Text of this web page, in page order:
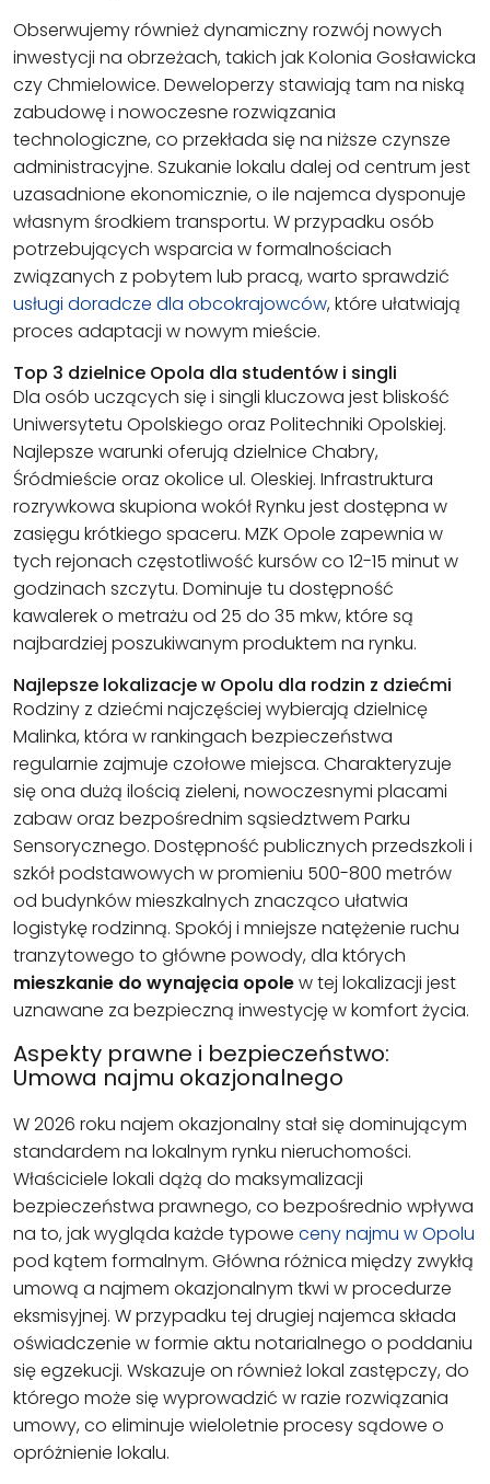
Obserwujemy również dynamiczny rozwój nowych
inwestycji na obrzeżach, takich jak Kolonia Gosławicka
czy Chmielowice. Deweloperzy stawiają tam na niską
zabudowę i nowoczesne rozwiązania
technologiczne, co przekłada się na niższe czynsze
administracyjne. Szukanie lokalu dalej od centrum jest
uzasadnione ekonomicznie, o ile najemca dysponuje
własnym środkiem transportu. W przypadku osób
potrzebujących wsparcia w formalnościach
związanych z pobytem lub pracą, warto sprawdzić
usługi doradcze dla obcokrajowców, które ułatwiają
proces adaptacji w nowym mieście.
Top 3 dzielnice Opola dla studentów i singli
Dla osób uczących się i singli kluczowa jest bliskość
Uniwersytetu Opolskiego oraz Politechniki Opolskiej.
Najlepsze warunki oferują dzielnice Chabry,
Śródmieście oraz okolice ul. Oleskiej. Infrastruktura
rozrywkowa skupiona wokół Rynku jest dostępna w
zasięgu krótkiego spaceru. MZK Opole zapewnia w
tych rejonach częstotliwość kursów co 12-15 minut w
godzinach szczytu. Dominuje tu dostępność
kawalerek o metrażu od 25 do 35 mkw, które są
najbardziej poszukiwanym produktem na rynku.
Najlepsze lokalizacje w Opolu dla rodzin z dziećmi
Rodziny z dziećmi najczęściej wybierają dzielnicę
Malinka, która w rankingach bezpieczeństwa
regularnie zajmuje czołowe miejsca. Charakteryzuje
się ona dużą ilością zieleni, nowoczesnymi placami
zabaw oraz bezpośrednim sąsiedztwem Parku
Sensorycznego. Dostępność publicznych przedszkoli i
szkół podstawowych w promieniu 500-800 metrów
od budynków mieszkalnych znacząco ułatwia
logistykę rodzinną. Spokój i mniejsze natężenie ruchu
tranzytowego to główne powody, dla których
mieszkanie do wynajęcia opolew tej lokalizacji jest
uznawane za bezpieczną inwestycję w komfort życia.
Aspekty prawne i bezpieczeństwo:
Umowa najmu okazjonalnego
W 2026 roku najem okazjonalny stał się dominującym
standardem na lokalnym rynku nieruchomości.
Właściciele lokali dążą do maksymalizacji
bezpieczeństwa prawnego, co bezpośrednio wpływa
na to, jak wygląda każde typowe ceny najmu w Opolu
pod kątem formalnym. Główna różnica między zwykłą
umową a najmem okazjonalnym tkwi w procedurze
eksmisyjnej. W przypadku tej drugiej najemca składa
oświadczenie w formie aktu notarialnego o poddaniu
się egzekucji. Wskazuje on również lokal zastępczy, do
którego może się wyprowadzić w razie rozwiązania
umowy, co eliminuje wieloletnie procesy sądowe o
opróżnienie lokalu.